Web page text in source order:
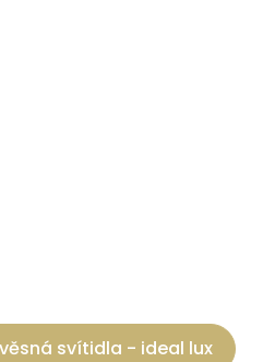
svítidla - ideal lux